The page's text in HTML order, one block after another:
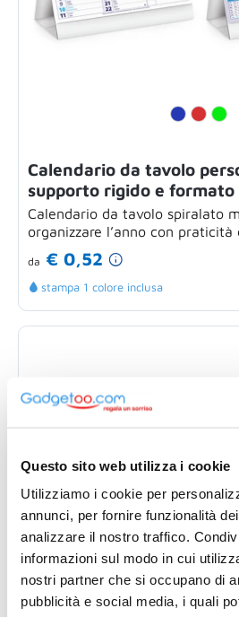
Questo sito web utilizza i cookie
Utilizziamo i cookie per
annunci, per fornire funzionalità
analizzare il nostro traffico.
informazioni sul modo in cui
nostri partner che si occupano di
pubblicità e social media, i quali
Calendario da tavolo
supporto rigido e formato
Calendario da tavolo spiralato
organizzare l’anno con praticità
da € 0,52
stampa 1 colore inclusa